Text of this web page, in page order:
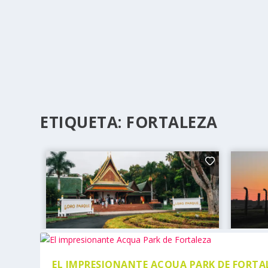
ETIQUETA: FORTALEZA
EL IMPRESIONANTE ACQUA PARK DE